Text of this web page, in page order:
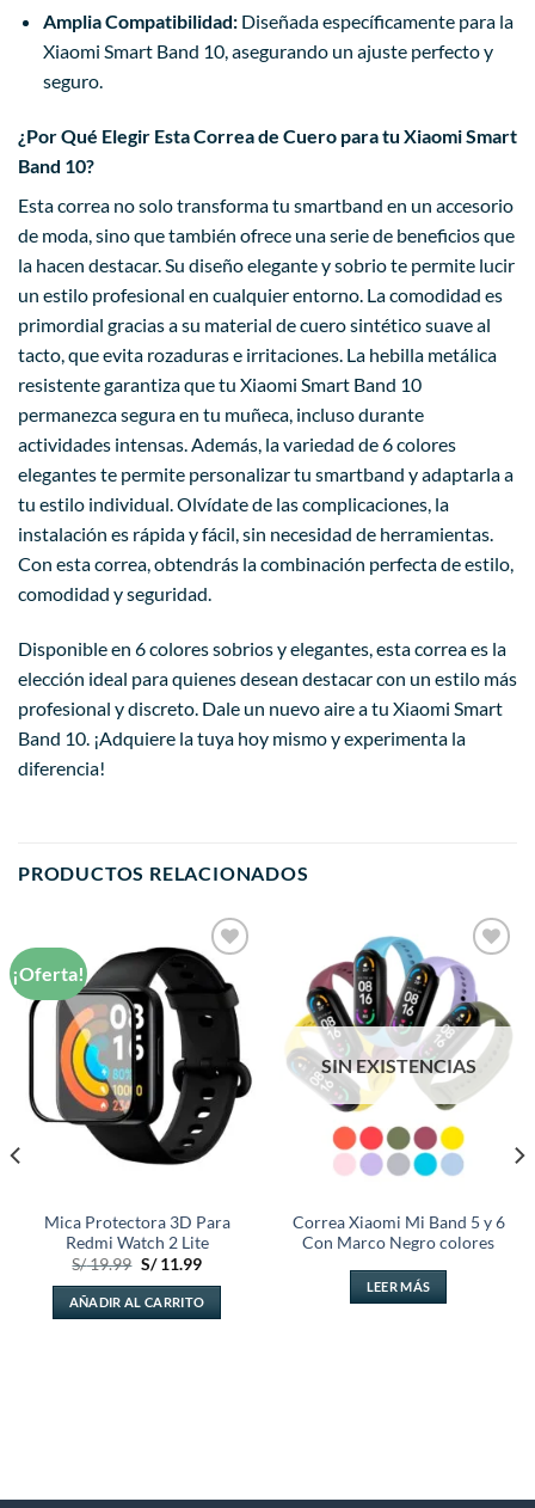
Amplia Compatibilidad:Diseñada específicamente para la
Xiaomi Smart Band 10, asegurando un ajuste perfecto y
seguro.
¿Por Qué Elegir Esta Correa de Cuero para tu Xiaomi Smart
Band 10?
Esta correa no solo transforma tu smartband en un accesorio
de moda, sino que también ofrece una serie de beneficios que
la hacen destacar. Su diseño elegante y sobrio te permite lucir
un estilo profesional en cualquier entorno. La comodidad es
primordial gracias a su material de cuero sintético suave al
tacto, que evita rozaduras e irritaciones. La hebilla metálica
resistente garantiza que tu Xiaomi Smart Band 10
permanezca segura en tu muñeca, incluso durante
actividades intensas. Además, la variedad de 6 colores
elegantes te permite personalizar tu smartband y adaptarla a
tu estilo individual. Olvídate de las complicaciones, la
instalación es rápida y fácil, sin necesidad de herramientas.
Con esta correa, obtendrás la combinación perfecta de estilo,
comodidad y seguridad.
Disponible en 6 colores sobrios y elegantes, esta correa es la
elección ideal para quienes desean destacar con un estilo más
profesional y discreto. Dale un nuevo aire a tu Xiaomi Smart
Band 10. ¡Adquiere la tuya hoy mismo y experimenta la
diferencia!
PRODUCTOS RELACIONADOS
¡Oferta!
Añadir
a la
lista de
deseos
Mica Protectora 3D Para
Redmi Watch 2 Lite
S/19.99 El
original
era:
S/ 19.99.
S/11.99El
actual
es:
S/ 11.99.
AÑADIR AL CARRITO
Añadir
a la
lista de
deseos
SIN EXISTENCIAS
Correa Xiaomi Mi Band 5 y 6
Con Marco Negro colores
LEER MÁS